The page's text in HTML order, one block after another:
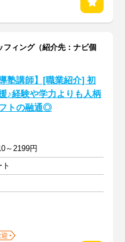
ィング（紹介先：ナビ個
塾講師】[職業紹介] 初
♪経験や学力よりも人柄
トの融通◎
～2199円